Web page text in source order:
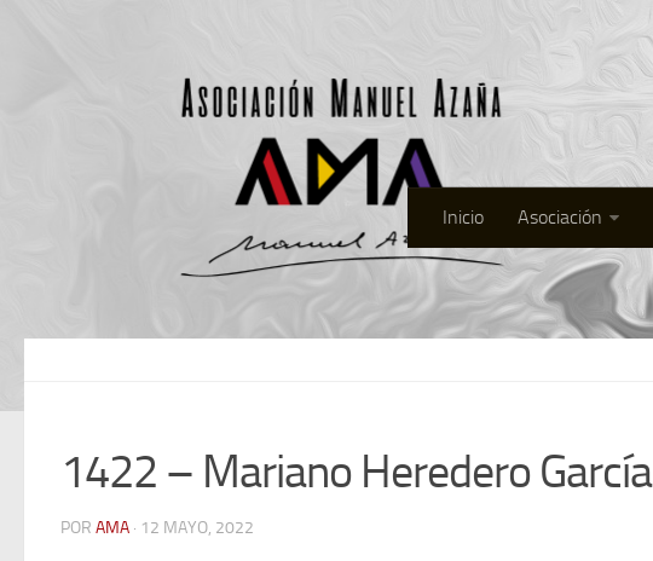
Inicio Asociación
1422 – Mariano Heredero García
POR AMA · 12 MAYO, 2022